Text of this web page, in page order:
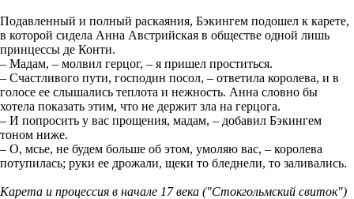
Подавленный и полный раскаяния, Бэкингем подошел к карете,
в которой сидела Анна Австрийская в обществе одной лишь
принцессы де Конти.
– Мадам, – молвил герцог, – я пришел проститься.
– Счастливого пути, господин посол, – ответила королева, и в
голосе ее слышались теплота и нежность. Анна словно бы
хотела показать этим, что не держит зла на герцога.
– И попросить у вас прощения, мадам, – добавил Бэкингем
тоном ниже.
– О, мсье, не будем больше об этом, умоляю вас, – королева
потупилась; руки ее дрожали, щеки то бледнели, то заливались.
Карета и процессия в начале 17 века ("Стокгольмский свиток")